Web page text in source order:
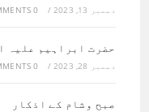
دسمبر 13, 2023 /
0 COMMENTS
حضرت ابراہیم علیہ
دسمبر 28, 2023 /
0 COMMENTS
صبح وشام کے اذکار